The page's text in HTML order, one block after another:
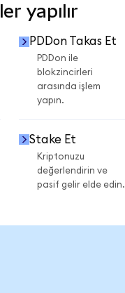
yapılır
PDDon Takas Et
PDDon ile
blokzincirleri
arasında işlem
yapın.
Stake Et
Kriptonuzu
değerlendirin ve
pasif gelir elde edin.